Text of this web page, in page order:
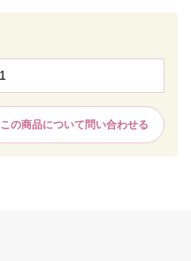
この商品について問い合わせる